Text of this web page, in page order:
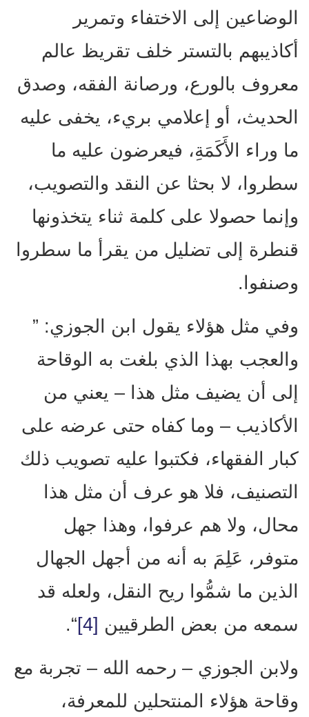
الوضاعين إلى الاختفاء وتمرير
أكاذيبهم بالتستر خلف تقريظ عالم
معروف بالورع، ورصانة الفقه، وصدق
الحديث، أو إعلامي بريء، يخفى عليه
ما وراء الأَكَمَةِ، فيعرضون عليه ما
سطروا، لا بحثا عن النقد والتصويب،
وإنما حصولا على كلمة ثناء يتخذونها
قنطرة إلى تضليل من يقرأ ما سطروا
وصنفوا.
وفي مثل هؤلاء يقول ابن الجوزي: ”
والعجب بهذا الذي بلغت به الوقاحة
إلى أن يضيف مثل هذا – يعني من
الأكاذيب – وما كفاه حتى عرضه على
كبار الفقهاء، فكتبوا عليه تصويب ذلك
التصنيف، فلا هو عرف أن مثل هذا
محال، ولا هم عرفوا، وهذا جهل
متوفر، عَلِمَ به أنه من أجهل الجهال
الذين ما شمُّوا ريح النقل، ولعله قد
سمعه من بعض الطرقيين [4]
“.
ولابن الجوزي – رحمه الله – تجربة مع
وقاحة هؤلاء المنتحلين للمعرفة،